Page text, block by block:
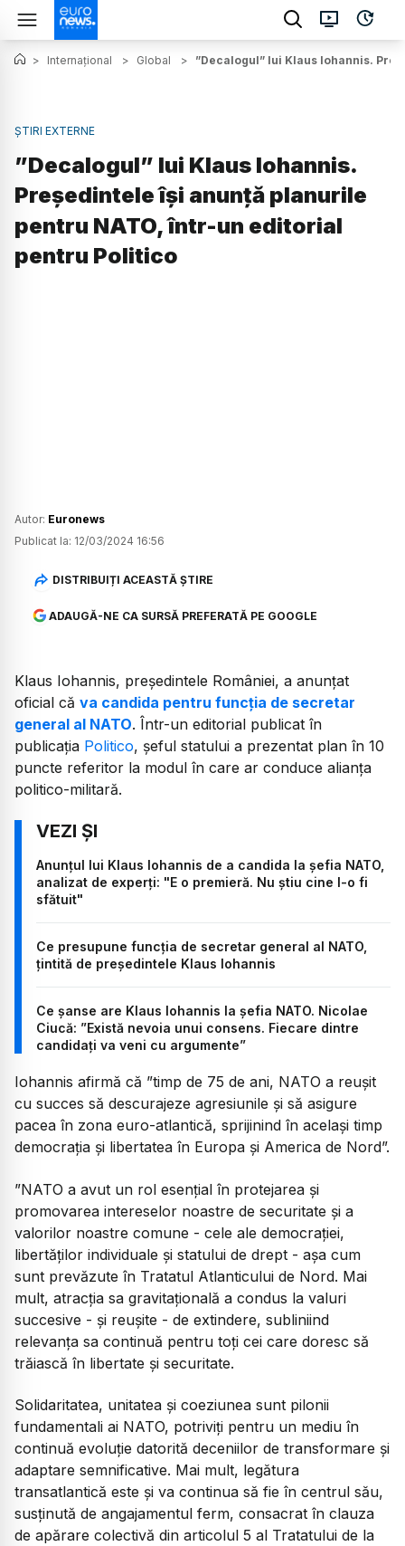
> Internațional > Global > ”Decalogul” lui Klaus Iohannis.
ȘTIRI EXTERNE
”Decalogul” lui Klaus Iohannis.
Președintele își anunță planurile
pentru NATO, într-un editorial
pentru Politico
Autor: Euronews
Publicat la: 12/03/2024 16:56
DISTRIBUIȚI ACEASTĂ ȘTIRE
ADAUGĂ-NE CA SURSĂ PREFERATĂ PE GOOGLE
Klaus Iohannis, președintele României, a anunțat
oficial că va candida pentru funcția de secretar
general al NATO. Într-un editorial publicat în
publicația Politico, șeful statului a prezentat plan în 10
puncte referitor la modul în care ar conduce alianța
politico-militară.
Anunțul lui Klaus Iohannis de a candida la șefia NATO,
analizat de experți: "E o premieră. Nu știu cine l-o fi
sfătuit"
Ce presupune funcția de secretar general al NATO,
țintită de președintele Klaus Iohannis
Ce șanse are Klaus Iohannis la șefia NATO. Nicolae
Ciucă: ”Există nevoia unui consens. Fiecare dintre
candidați va veni cu argumente”
Iohannis afirmă că ”timp de 75 de ani, NATO a reușit
cu succes să descurajeze agresiunile și să asigure
pacea în zona euro-atlantică, sprijinind în același timp
democrația și libertatea în Europa și America de Nord”.
”NATO a avut un rol esențial în protejarea și
promovarea intereselor noastre de securitate și a
valorilor noastre comune - cele ale democrației,
libertăților individuale și statului de drept - așa cum
sunt prevăzute în Tratatul Atlanticului de Nord. Mai
mult, atracția sa gravitațională a condus la valuri
succesive - și reușite - de extindere, subliniind
relevanța sa continuă pentru toți cei care doresc să
trăiască în libertate și securitate.
Solidaritatea, unitatea și coeziunea sunt pilonii
fundamentali ai NATO, potriviți pentru un mediu în
continuă evoluție datorită deceniilor de transformare și
adaptare semnificative. Mai mult, legătura
transatlantică este și va continua să fie în centrul său,
susținută de angajamentul ferm, consacrat în clauza
de apărare colectivă din articolul 5 al Tratatului de la